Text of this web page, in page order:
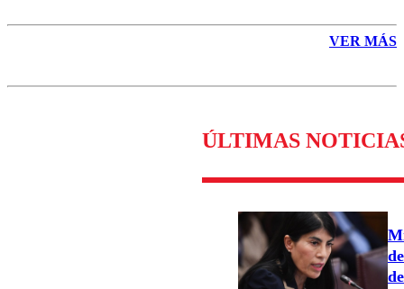
VER MÁS
ÚLTIMAS